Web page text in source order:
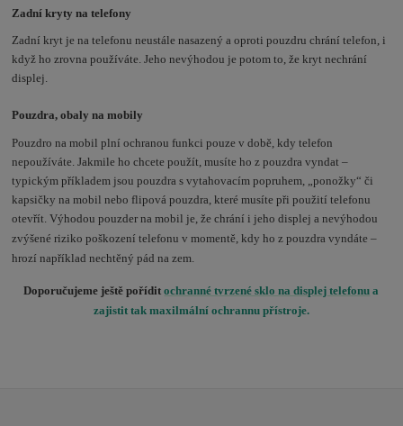
Zadní kryty na telefony
Zadní kryt je na telefonu neustále nasazený a oproti pouzdru chrání telefon, i
když ho zrovna používáte. Jeho nevýhodou je potom to, že kryt nechrání
displej.
Pouzdra, obaly na mobily
Pouzdro na mobil plní ochranou funkci pouze v době, kdy telefon
nepoužíváte. Jakmile ho chcete použít, musíte ho z pouzdra vyndat –
typickým příkladem jsou pouzdra s vytahovacím popruhem, „ponožky“ či
kapsičky na mobil nebo flipová pouzdra, které musíte při použití telefonu
otevřít. Výhodou pouzder na mobil je, že chrání i jeho displej a nevýhodou
zvýšené riziko poškození telefonu v momentě, kdy ho z pouzdra vyndáte –
hrozí například nechtěný pád na zem.
Doporučujeme ještě poříditochranné tvrzené sklo na displej telefonu a
zajistit tak maxilmální ochrannu přístroje.